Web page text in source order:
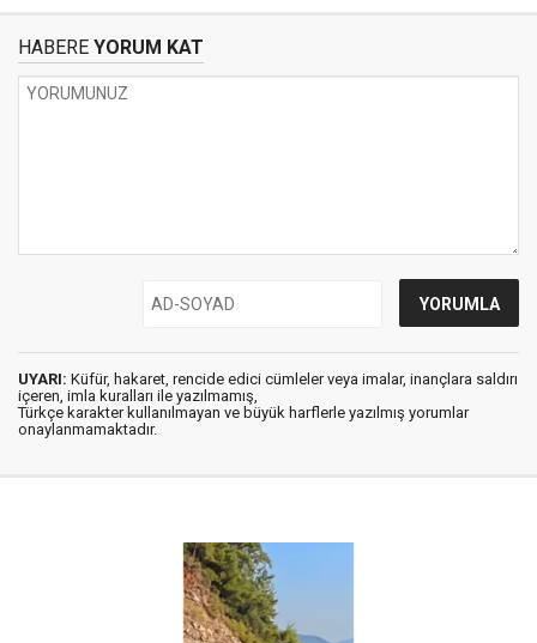
HABERE YORUM KAT
UYARI: Küfür, hakaret, rencide edici cümleler veya imalar, inançlara saldırı
içeren, imla kuralları ile yazılmamış,
Türkçe karakter kullanılmayan ve büyük harflerle yazılmış yorumlar
onaylanmamaktadır.